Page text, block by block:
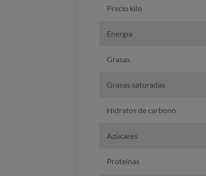
Precio kilo
Energía
Grasas
Grasas saturadas
Hidratos de carbono
Azúcares
Proteínas